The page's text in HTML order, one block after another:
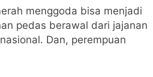
menggoda bisa menjadi
pedas berawal dari jajanan
Dan, perempuan